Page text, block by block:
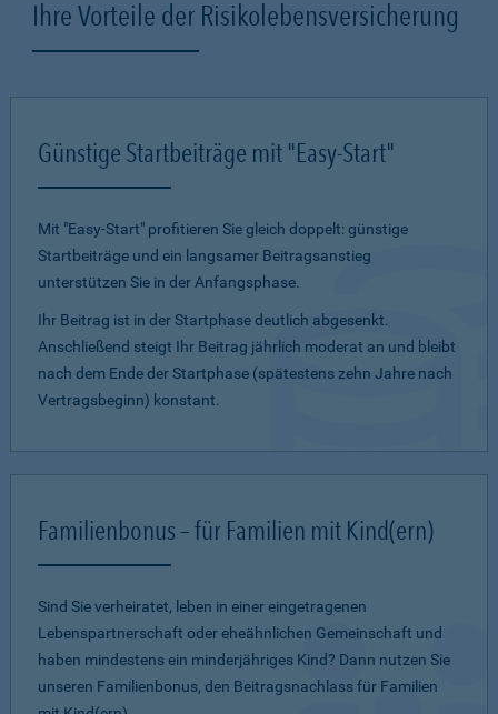
Ihre Vorteile der Risikolebensversicherung
Günstige Startbeiträge mit "Easy-Start"
Mit "Easy-Start" profitieren Sie gleich doppelt: günstige
Startbeiträge und ein lang­samer Beitragsanstieg
unterstützen Sie in der Anfangsphase.
Ihr Beitrag ist in der Startphase deutlich abgesenkt.
Anschließend steigt Ihr Beitrag jährlich moderat an und bleibt
nach dem Ende der Startphase (spätestens zehn Jahre nach
Vertragsbeginn) konstant.
Familienbonus – für Familien mit Kind(ern)
Sind Sie verheiratet, leben in einer eingetragenen
Lebenspartnerschaft oder eheähnlichen Gemeinschaft und
haben mindestens ein minderjähriges Kind? Dann nutzen Sie
unseren Familienbonus, den Beitragsnachlass für Familien